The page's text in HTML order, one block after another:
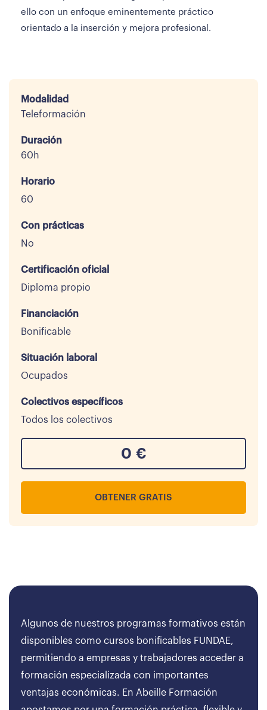
ello con un enfoque eminentemente práctico
orientado a la inserción y mejora profesional.
Modalidad
Teleformación
Duración
60h
Horario
60
Con prácticas
No
Certificación oficial
Diploma propio
Financiación
Bonificable
Situación laboral
Ocupados
Colectivos específicos
Todos los colectivos
0 €
OBTENER GRATIS
Algunos de nuestros programas formativos están
disponibles como cursos bonificables FUNDAE,
permitiendo a empresas y trabajadores acceder a
formación especializada con importantes
ventajas económicas. En Abeille Formación